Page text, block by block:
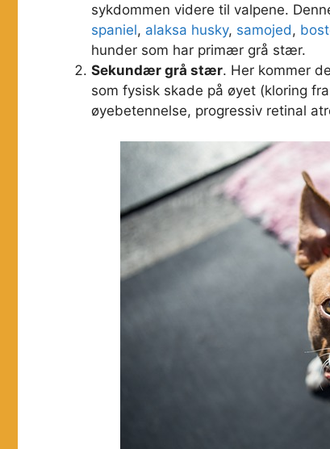
sykdommen videre til valpene.
spaniel, alaksa husky, samojed,
hunder som har primær grå stær.
Sekundær grå stær. Her kommer
som fysisk skade på øyet (kloring
øyebetennelse, progressiv retinal